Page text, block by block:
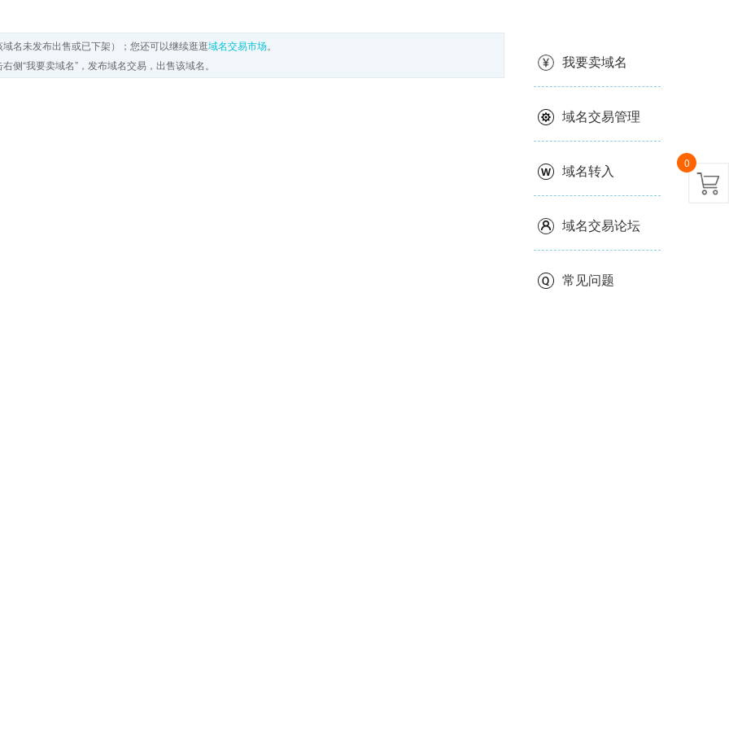
名未发布出售或已下架）；您还可以继续逛逛域名交易市场。
侧“我要卖域名”，发布域名交易，出售该域名。
我要卖域名
域名交易管理
域名转入
域名交易论坛
常见问题
0